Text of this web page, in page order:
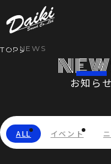
NEWS
TOP NEWS
お知らせ
ALL イベント